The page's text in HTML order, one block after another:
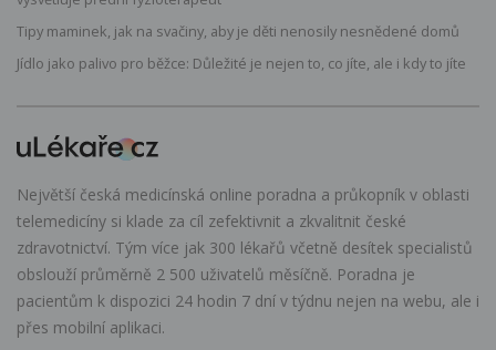
Tipy maminek, jak na svačiny, aby je děti nenosily nesnědené domů
Jídlo jako palivo pro běžce: Důležité je nejen to, co jíte, ale i kdy to jíte
Největší česká medicínská online poradna a průkopník v oblasti
telemedicíny si klade za cíl zefektivnit a zkvalitnit české
zdravotnictví. Tým více jak 300 lékařů včetně desítek specialistů
obslouží průměrně 2 500 uživatelů měsíčně. Poradna je
pacientům k dispozici 24 hodin 7 dní v týdnu nejen na webu, ale i
přes mobilní aplikaci.